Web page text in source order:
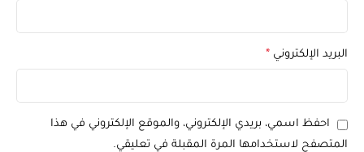
البريد الإلكتروني *
احفظ اسمي، بريدي الإلكتروني، والموقع الإلكتروني في هذا
المتصفح لاستخدامها المرة المقبلة في تعليقي.